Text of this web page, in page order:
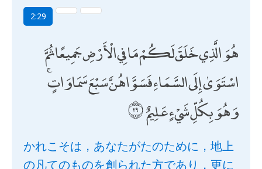
2:29
هُوَ الَّذِي خَلَقَ لَكُمْ مَا فِي الْأَرْضِ جَمِيعًا ثُمَّ
اسْتَوَىٰ إِلَى السَّمَاءِ فَسَوَّاهُنَّ سَبْعَ سَمَاوَاتٍ ۚ
وَهُوَ بِكُلِّ شَيْءٍ عَلِيمٌ
かれこそは，あなたがたのために，地上
の凡てのものを創られた方であり，更に